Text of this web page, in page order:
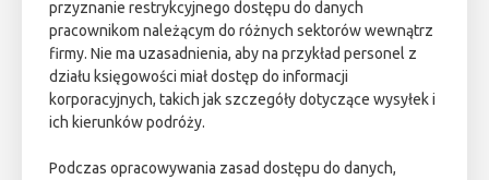
przyznanie restrykcyjnego dostępu do danych
pracownikom należącym do różnych sektorów wewnątrz
firmy. Nie ma uzasadnienia, aby na przykład personel z
działu księgowości miał dostęp do informacji
korporacyjnych, takich jak szczegóły dotyczące wysyłek i
ich kierunków podróży.
Podczas opracowywania zasad dostępu do danych,